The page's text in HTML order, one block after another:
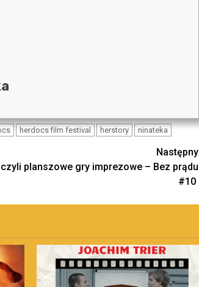
herdocs film festival herstory ninateka
Następny
planszowe gry imprezowe – Bez prądu
#10